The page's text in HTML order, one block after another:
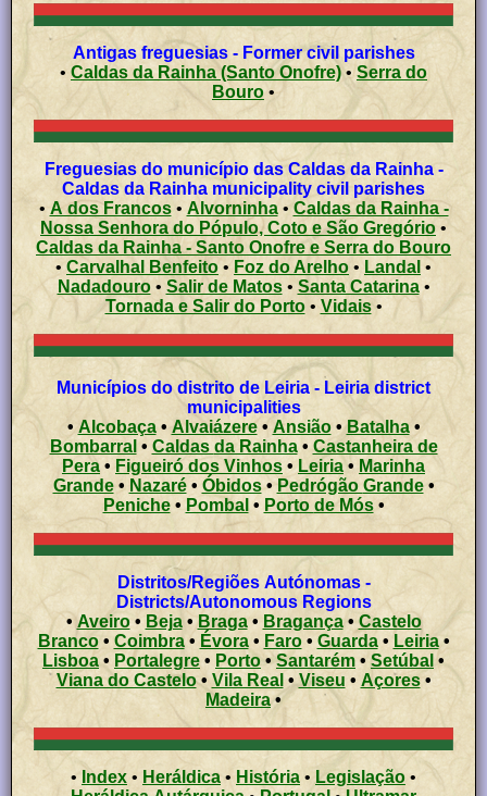
Antigas freguesias - Former civil parishes
• Caldas da Rainha (Santo Onofre)•Serra do
Bouro •
Freguesias do município das Caldas da Rainha -
Caldas da Rainha municipality civil parishes
•A dos Francos• Alvorninha• Caldas da Rainha -
Nossa Senhora do Pópulo, Coto e São Gregório •
Caldas da Rainha - Santo Onofre e Serra do Bouro
• Carvalhal Benfeito • Foz do Arelho • Landal •
Nadadouro• Salir de Matos• Santa Catarina•
Tornada e Salir do Porto• Vidais•
Municípios do distrito de Leiria - Leiria district
municipalities
• Alcobaça•Alvaiázere• Ansião• Batalha•
Bombarral • Caldas da Rainha•Castanheira de
Pera • Figueiró dos Vinhos • Leiria• Marinha
Grande• Nazaré• Óbidos• Pedrógão Grande•
Peniche• Pombal • Porto de Mós•
Distritos/Regiões Autónomas -
Districts/Autonomous Regions
• Aveiro• Beja• Braga• Bragança• Castelo
Branco• Coimbra• Évora• Faro• Guarda• Leiria•
Lisboa• Portalegre • Porto •Santarém • Setúbal •
Viana do Castelo•Vila Real •Viseu • Açores •
Madeira •
• Index • Heráldica • História • Legislação •